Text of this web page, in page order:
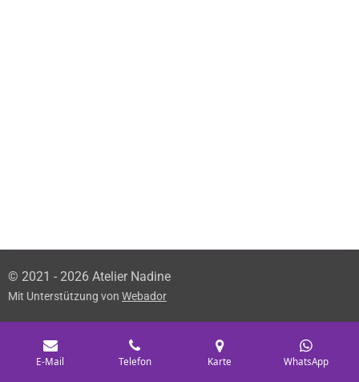
© 2021 - 2026 Atelier Nadine
Mit Unterstützung von Webador
E-Mail Telefon Karte WhatsApp